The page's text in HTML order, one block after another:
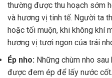
thường được thu hoạch sớm
và hương vị tinh tế. Người ta
hoặc tối muộn, khi không khí
hương vị tươi ngon của trái
Ép nho: Những chùm nho
được đem ép để lấy nước